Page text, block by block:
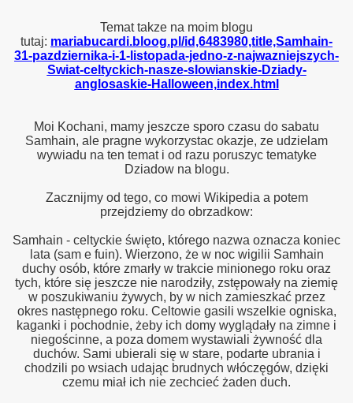
Temat takze na moim blogu
tutaj: mariabucardi.bloog.pl/id,6483980,title,Samhain-
31-pazdziernika-i-1-listopada-jedno-z-najwazniejszych-
Swiat-celtyckich-nasze-slowianskie-Dziady-
anglosaskie-Halloween,index.html
Moi Kochani, mamy jeszcze sporo czasu do sabatu
Samhain, ale pragne wykorzystac okazje, ze udzielam
wywiadu na ten temat i od razu poruszyc tematyke
Dziadow na blogu.
Zacznijmy od tego, co mowi Wikipedia a potem
przejdziemy do obrzadkow:
Samhain - celtyckie święto, którego nazwa oznacza koniec
lata (sam e fuin). Wierzono, że w noc wigilii Samhain
duchy osób, które zmarły w trakcie minionego roku oraz
tych, które się jeszcze nie narodziły, zstępowały na ziemię
w poszukiwaniu żywych, by w nich zamieszkać przez
okres następnego roku. Celtowie gasili wszelkie ogniska,
kaganki i pochodnie, żeby ich domy wyglądały na zimne i
niegościnne, a poza domem wystawiali żywność dla
duchów. Sami ubierali się w stare, podarte ubrania i
chodzili po wsiach udając brudnych włóczęgów, dzięki
czemu miał ich nie zechcieć żaden duch.